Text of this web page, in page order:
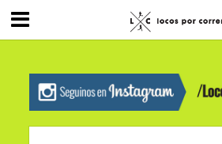
G-0X2PD3RFLV